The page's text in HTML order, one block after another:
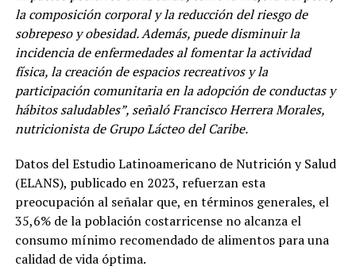
la composición corporal y la reducción del riesgo de
sobrepeso y obesidad. Además, puede disminuir la
incidencia de enfermedades al fomentar la actividad
física, la creación de espacios recreativos y la
participación comunitaria en la adopción de conductas y
hábitos saludables”, señaló Francisco Herrera Morales,
nutricionista de Grupo Lácteo del Caribe.
Datos del Estudio Latinoamericano de Nutrición y Salud
(ELANS), publicado en 2023, refuerzan esta
preocupación al señalar que, en términos generales, el
35,6% de la población costarricense no alcanza el
consumo mínimo recomendado de alimentos para una
calidad de vida óptima.